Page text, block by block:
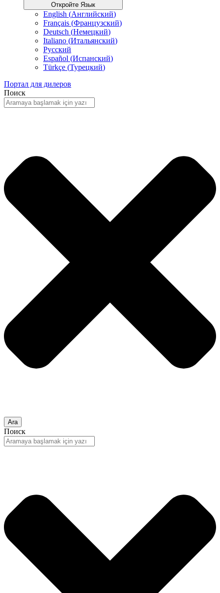
Откройте Язык
English (Английский)
Français (Французский)
Deutsch (Немецкий)
Italiano (Итальянский)
Русский
Español (Испанский)
Türkçe (Турецкий)
Портал для дилеров
Поиск
Ara
Поиск